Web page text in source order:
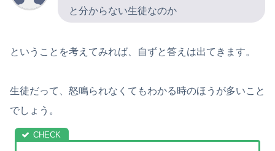
と分からない生徒なのか
ということを考えてみれば、自ずと答えは出てきます。
生徒だって、怒鳴られなくてもわかる時のほうが多いこと
でしょう。